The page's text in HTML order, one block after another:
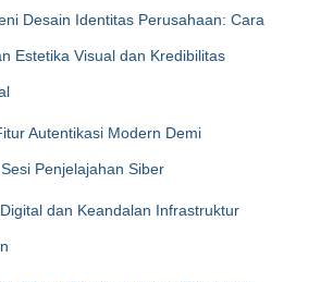
Desain Identitas Perusahaan: Cara
Estetika Visual dan Kredibilitas
Autentikasi Modern Demi
Penjelajahan Siber
dan Keandalan Infrastruktur